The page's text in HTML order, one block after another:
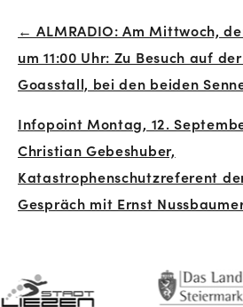
Beitrags-
Navigation
← ALMRADIO: Am Mittwoch,
um 11:00 Uhr: Zu Besuch auf
Goasstall, bei den beiden
Infopoint Montag, 12.
Christian Gebeshuber,
Katastrophenschutzreferent
Gespräch mit Ernst